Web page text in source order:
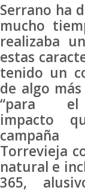
Serrano ha
mucho
realizaba
estas
tenido un
de algo
“para el
impacto
Torrevieja
natural e
365,